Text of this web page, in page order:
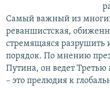
Самый важный из
реваншистская,
стремящаяся разрушить
порядок. По мнению
Путина, он ведет
– это прелюдия к